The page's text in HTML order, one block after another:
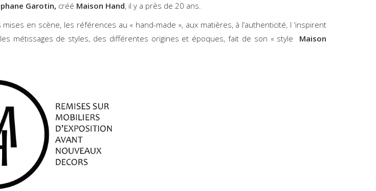
Garotin, créé Maison Hand, il y a près de 20 ans.
en scène, les références au « hand-made », aux matières, à l’authenticité, l ‘inspirent
métissages de styles, des différentes origines et époques, fait de son « style Maison